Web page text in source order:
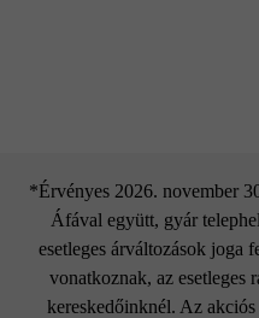
*Érvényes 2026. november
Áfával együtt, gyár
esetleges árváltozások joga
vonatkoznak, az esetleges
kereskedőinknél. Az